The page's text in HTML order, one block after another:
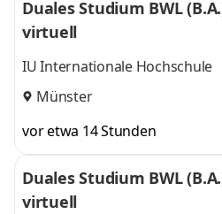
Duales Studium BWL
virtuell
IU Internationale Hochschule
Münster
vor etwa 14 Stunden
Duales Studium BWL
virtuell